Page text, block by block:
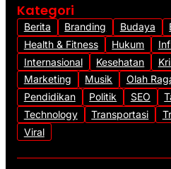
Kategori
Berita Branding Budaya
Health & Fitness
Hukum
Internasional
Kesehatan
Marketing
Musik Olah
Pendidikan
Politik SEO
Technology
Transportasi
Viral